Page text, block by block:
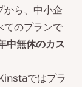
から、中小企
のプランで
中無休のカス
ではプラ